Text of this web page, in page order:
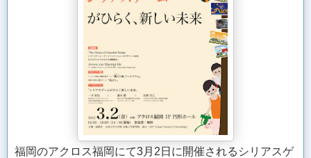
福岡のアクロス福岡にて3月2日に開催されるシリアスゲ